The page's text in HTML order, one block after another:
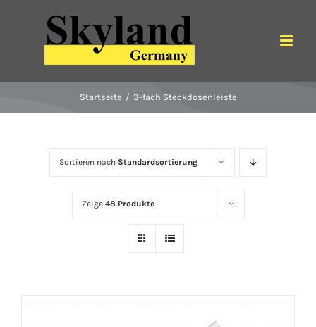
Startseite 3-fach Steckdosenleiste
Sortieren nach Standardsortierung
Zeige 48 Produkte